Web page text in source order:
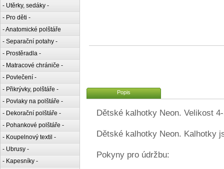
- Utěrky, sedáky -
- Pro děti -
- Anatomické polštáře
- Separační potahy -
- Prostěradla -
- Matracové chrániče -
- Povlečení -
- Přikrývky, polštáře -
- Povlaky na polštáře -
- Dekorační polštáře -
- Pohankové polštáře -
- Koupelnový textil -
- Ubrusy -
- Kapesníky -
Popis
Dětské kalhotky Neon. Velikost
Dětské kalhotky Neon. Kalhotky
Pokyny pro údržbu: